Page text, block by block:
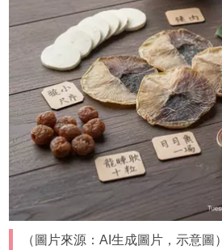
（圖片來源：AI生成圖片，示意圖）